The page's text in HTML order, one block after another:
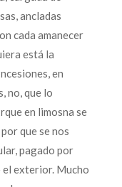
ancladas
cada amanecer
está la
en
no, que lo
en limosna se
que se nos
pagado por
el exterior. Mucho